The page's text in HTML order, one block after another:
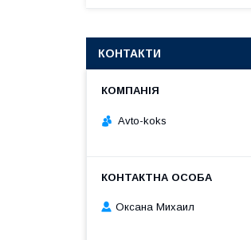
КОНТАКТИ
Avto-koks
Оксана Михаил